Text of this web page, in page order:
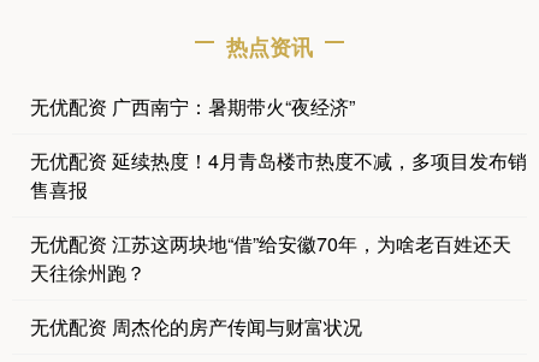
热点资讯
无优配资 广西南宁：暑期带火“夜经济”
无优配资 延续热度！4月青岛楼市热度不减，多项目发布销
售喜报
无优配资 江苏这两块地“借”给安徽70年，为啥老百姓还天
天往徐州跑？
无优配资 周杰伦的房产传闻与财富状况